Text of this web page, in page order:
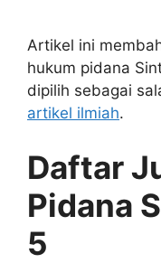
Artikel ini
hukum pidana
dipilih sebagai
artikel ilmiah.
Daftar
Pidana
5